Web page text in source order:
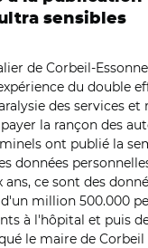
sensibles
de Corbeil-
du double
des services et
la rançon des
ont publié la
données
ans, ce sont des
million 500.000
à l'hôpital et puis
le maire de Corbeil